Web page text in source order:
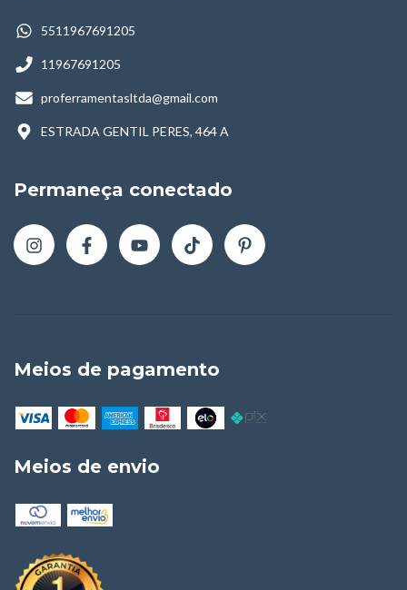
5511967691205
11967691205
proferramentasltda@gmail.com
ESTRADA GENTIL PERES, 464 A
Permaneça conectado
Meios de pagamento
Meios de envio